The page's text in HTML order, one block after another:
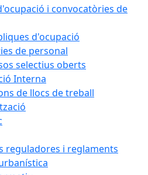
i convocatòries de
d'ocupació
de personal
selectius oberts
Interna
de llocs de treball
reguladores i reglaments